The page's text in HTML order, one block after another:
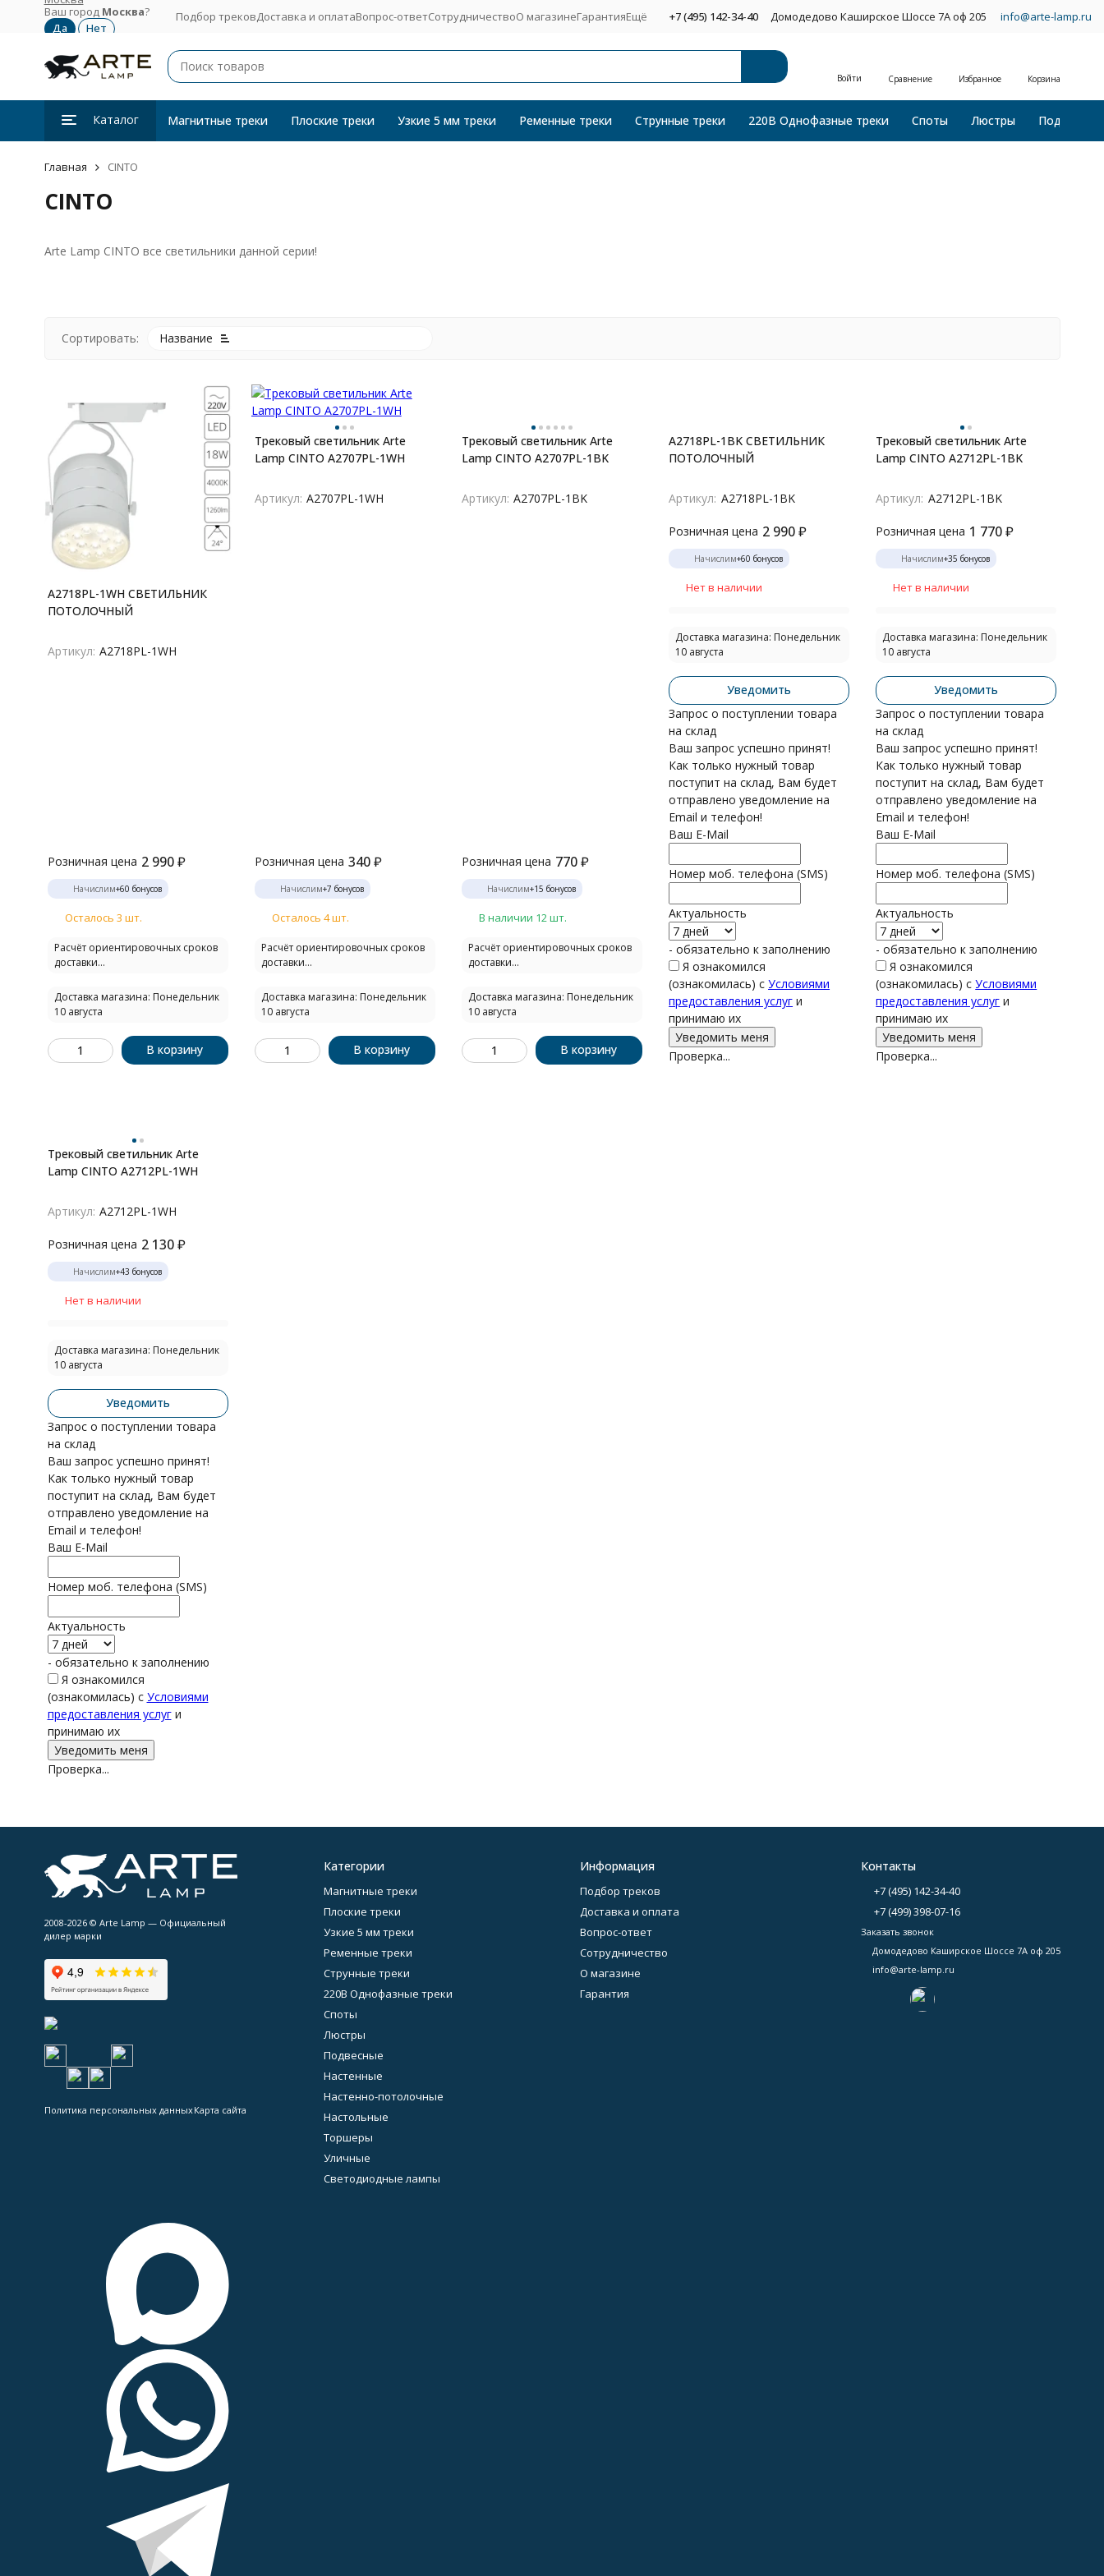
Ваш город Москва? Подбор трековДоставка и оплатаВопрос-ответСотрудничествоО магазинеГарантияЕщё +7 (495) 142-34-40 Домодедово Каширское Шоссе 7А оф 205 info@arte-lamp.ru
Войти Сравнение Избранное Корзина
Каталог Магнитные треки Плоские треки Узкие 5 мм треки Ременные треки Струнные треки 220В Однофазные треки Споты Люстры Подвесные
Главная CINTO
CINTO
Arte Lamp CINTO все светильники данной серии!
Сортировать: Название
покупателей
A2718PL-1WH СВЕТИЛЬНИК
ПОТОЛОЧНЫЙ
Артикул: A2718PL-1WH
Розничная цена 2 990 ₽
Начислим+60 бонусов
Осталось 3 шт.
Расчёт ориентировочных сроков
доставки...
Доставка магазина: Понедельник
10 августа
В корзину
Трековый светильник Arte
Lamp CINTO A2707PL-1WH
Артикул: A2707PL-1WH
Розничная цена 340₽
Начислим+7 бонусов
Осталось 4 шт.
Расчёт ориентировочных сроков
доставки...
Доставка магазина: Понедельник
10 августа
В корзину
Трековый светильник Arte
Lamp CINTO A2707PL-1BK
Артикул: A2707PL-1BK
Розничная цена 770₽
Начислим+15 бонусов
В наличии 12 шт.
Расчёт ориентировочных сроков
доставки...
Доставка магазина: Понедельник
10 августа
В корзину
A2718PL-1BK СВЕТИЛЬНИК
ПОТОЛОЧНЫЙ
Артикул: A2718PL-1BK
Розничная цена 2 990₽
Начислим+60 бонусов
Нет в наличии
Доставка магазина: Понедельник
10 августа
Уведомить
Запрос о поступлении товара
на склад
Ваш запрос успешно принят!
Как только нужный товар
поступит на склад, Вам будет
отправлено уведомление на
Email и телефон!
Ваш E-Mail
Номер моб. телефона (SMS)
Актуальность
- обязательно к заполнению
Я ознакомился
(ознакомилась) сУсловиями
предоставления услуг и
принимаю их
Проверка...
Трековый светильник Arte
Lamp CINTO A2712PL-1BK
Артикул: A2712PL-1BK
Розничная цена 1 770₽
Начислим+35 бонусов
Нет в наличии
Доставка магазина: Понедельник
10 августа
Уведомить
Запрос о поступлении товара
на склад
Ваш запрос успешно принят!
Как только нужный товар
поступит на склад, Вам будет
отправлено уведомление на
Email и телефон!
Ваш E-Mail
Номер моб. телефона (SMS)
Актуальность
- обязательно к заполнению
Я ознакомился
(ознакомилась) сУсловиями
предоставления услуг и
принимаю их
Проверка...
Трековый светильник Arte
Lamp CINTO A2712PL-1WH
Артикул: A2712PL-1WH
Розничная цена 2 130 ₽
Начислим+43 бонусов
Нет в наличии
Доставка магазина: Понедельник
10 августа
Уведомить
Запрос о поступлении товара
на склад
Ваш запрос успешно принят!
Как только нужный товар
поступит на склад, Вам будет
отправлено уведомление на
Email и телефон!
Ваш E-Mail
Номер моб. телефона (SMS)
Актуальность
- обязательно к заполнению
Я ознакомился
(ознакомилась) с Условиями
предоставления услуги
принимаю их
Проверка...
2008-2026 © Arte Lamp — Официальный
дилер марки
Политика персональных данныхКарта сайта
Категории
Магнитные треки
Плоские треки
Узкие 5 мм треки
Ременные треки
Струнные треки
220В Однофазные треки
Споты
Люстры
Подвесные
Настенные
Настенно-потолочные
Настольные
Торшеры
Уличные
Светодиодные лампы
Информация
Подбор треков
Доставка и оплата
Вопрос-ответ
Сотрудничество
О магазине
Гарантия
Контакты
+7 (495) 142-34-40
+7 (499) 398-07-16
Заказать звонок
Домодедово Каширское Шоссе 7А оф 205
info@arte-lamp.ru